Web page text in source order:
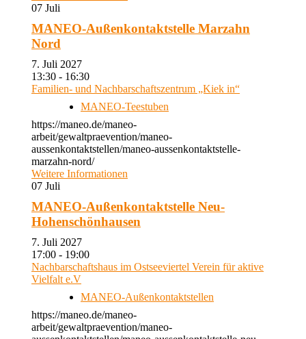
07 Juli
MANEO-Außenkontaktstelle Marzahn
Nord
7. Juli 2027
13:30 - 16:30
Familien- und Nachbarschaftszentrum „Kiek in“
MANEO-Teestuben
https://maneo.de/maneo-
arbeit/gewaltpraevention/maneo-
aussenkontaktstellen/maneo-aussenkontaktstelle-
marzahn-nord/
Weitere Informationen
07 Juli
MANEO-Außenkontaktstelle Neu-
Hohenschönhausen
7. Juli 2027
17:00 - 19:00
Nachbarschaftshaus im Ostseeviertel Verein für aktive
Vielfalt e.V
MANEO-Außenkontaktstellen
https://maneo.de/maneo-
arbeit/gewaltpraevention/maneo-